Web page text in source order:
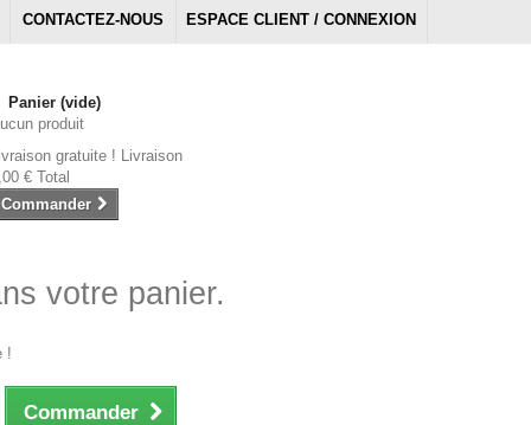
ESPACE CLIENT / CONNEXION
CONTACTEZ-NOUS
Panier (vide)
produit
gratuite ! Livraison
€ Total
Commander
votre panier.
!
Commander